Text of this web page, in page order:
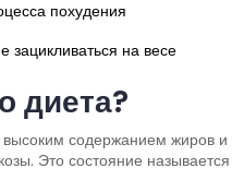
похудения
зацикливаться на весе
диета?
содержанием жиров и
Это состояние называется